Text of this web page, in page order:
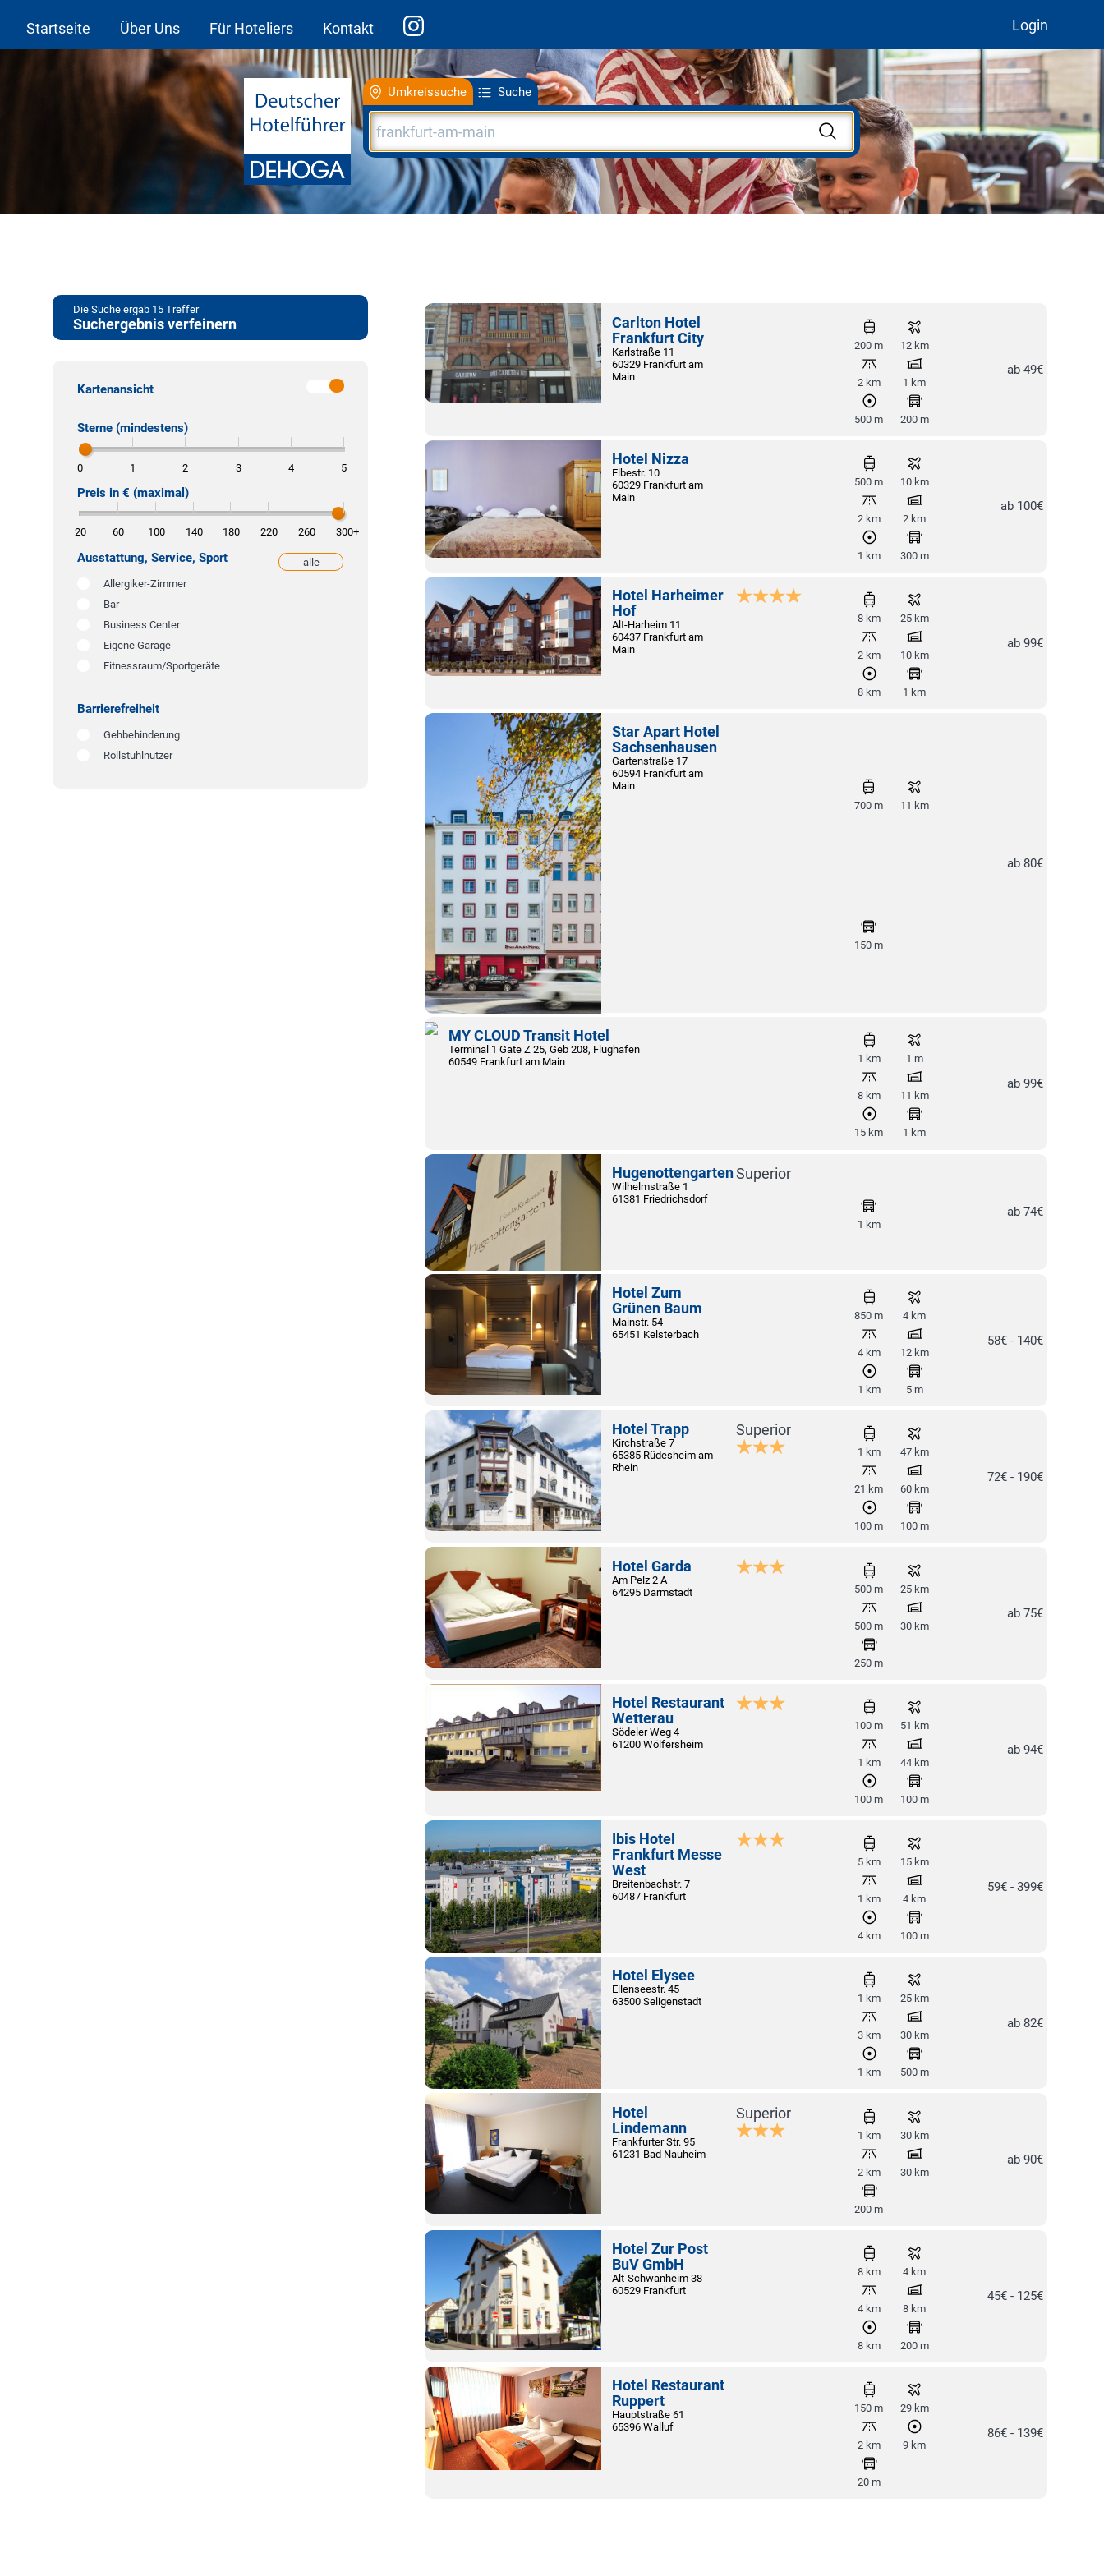
Startseite Über Uns Für Hoteliers Kontakt Login
Umkreissuche Suche
Carlton Hotel
Frankfurt City
Karlstraße 11
60329 Frankfurt am
Main
200 m 12 km
2 km 1 km
500 m 200 m
ab 49€
Hotel Nizza
Elbestr. 10
60329 Frankfurt am
Main
500 m 10 km
2 km 2 km
1 km 300 m
ab 100€
Hotel Harheimer
Hof
Alt-Harheim 11
60437 Frankfurt am
Main
8 km 25 km
2 km 10 km
8 km 1 km
ab 99€
Star Apart Hotel
Sachsenhausen
Gartenstraße 17
60594 Frankfurt am
Main
700 m
11 km
150 m
ab 80€
MY CLOUD Transit Hotel
Terminal 1 Gate Z 25, Geb 208, Flughafen
60549 Frankfurt am Main
1 km 1 m
8 km 11 km
15 km 1 km
ab 99€
Hugenottengarten
Wilhelmstraße 1
61381 Friedrichsdorf
Superior
1 km
ab 74€
Hotel Zum
Grünen Baum
Mainstr. 54
65451 Kelsterbach
850 m 4 km
4 km 12 km
1 km 5 m
58€ - 140€
Hotel Trapp
Kirchstraße 7
65385 Rüdesheim am
Rhein
Superior
1 km 47 km
21 km 60 km
100 m 100 m
72€ - 190€
Hotel Garda
Am Pelz 2 A
64295 Darmstadt
500 m 25 km
500 m 30 km
250 m
ab 75€
Hotel Restaurant
Wetterau
Södeler Weg 4
61200 Wölfersheim
100 m 51 km
1 km 44 km
100 m 100 m
ab 94€
Ibis Hotel
Frankfurt Messe
West
Breitenbachstr. 7
60487 Frankfurt
5 km 15 km
1 km 4 km
4 km 100 m
59€ - 399€
Hotel Elysee
Ellenseestr. 45
63500 Seligenstadt
1 km 25 km
3 km 30 km
1 km 500 m
ab 82€
Hotel
Lindemann
Frankfurter Str. 95
61231 Bad Nauheim
Superior
1 km 30 km
2 km 30 km
200 m
ab 90€
Hotel Zur Post
BuV GmbH
Alt-Schwanheim 38
60529 Frankfurt
8 km 4 km
4 km 8 km
8 km 200 m
45€ - 125€
Hotel Restaurant
Ruppert
Hauptstraße 61
65396 Walluf
150 m 29 km
2 km 9 km
20 m
86€ - 139€
Die Suche ergab 15 Treffer
Suchergebnis verfeinern
Kartenansicht
Sterne (mindestens)
0 1 2 3 4 5
Preis in € (maximal)
20 60 100 140 180 220 260 300+
alle
Ausstattung, Service, Sport
Allergiker-Zimmer
Bar
Business Center
Eigene Garage
Fitnessraum/Sportgeräte
Barrierefreiheit
Gehbehinderung
Rollstuhlnutzer